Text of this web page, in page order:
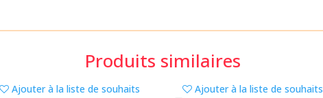
Produits similaires
Ajouter à la liste de souhaits Ajouter à la liste de souhaits